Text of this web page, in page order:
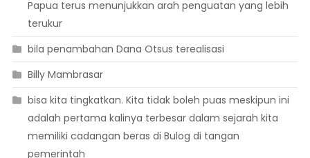
Papua terus menunjukkan arah penguatan yang lebih
terukur
bila penambahan Dana Otsus terealisasi
Billy Mambrasar
bisa kita tingkatkan. Kita tidak boleh puas meskipun ini
adalah pertama kalinya terbesar dalam sejarah kita
memiliki cadangan beras di Bulog di tangan
pemerintah